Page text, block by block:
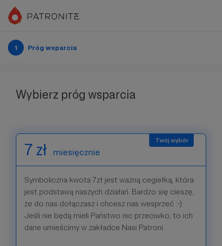
1 Próg wsparcia
Wybierz próg wsparcia
7 zł miesięcznie
Symboliczna kwota 7zł jest ważną cegiełką, która
jest podstawą naszych działań. Bardzo się cieszę,
że do nas dołączasz i chcesz nas wesprzeć :-)
Jeśli nie będą mieli Państwo nic przeciwko, to ich
dane umieścimy w zakładce Nasi Patroni.